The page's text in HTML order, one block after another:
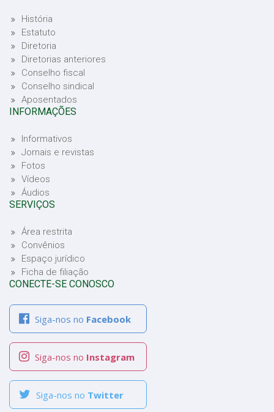
História
Estatuto
Diretoria
Diretorias anteriores
Conselho fiscal
Conselho sindical
Aposentados
INFORMAÇÕES
Informativos
Jornais e revistas
Fotos
Vídeos
Áudios
SERVIÇOS
Área restrita
Convênios
Espaço jurídico
Ficha de filiação
CONECTE-SE CONOSCO
Siga-nos no Facebook
Siga-nos no Instagram
Siga-nos no Twitter